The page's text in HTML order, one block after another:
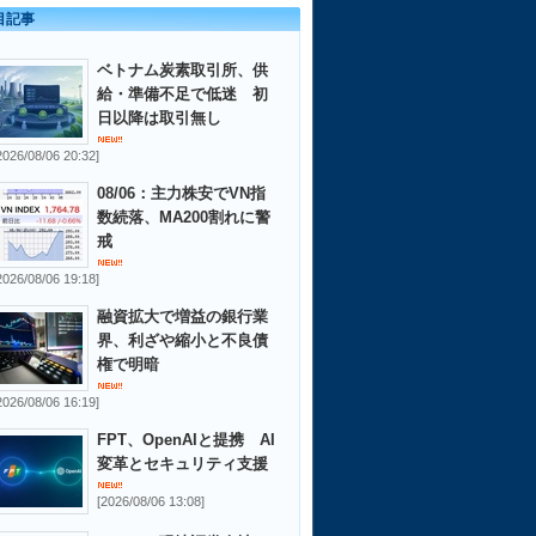
記事
ベトナム炭素取引所、供
給・準備不足で低迷 初
日以降は取引無し
08/06 20:32]
08/06：主力株安でVN指
数続落、MA200割れに警
戒
08/06 19:18]
融資拡大で増益の銀行業
界、利ざや縮小と不良債
権で明暗
08/06 16:19]
FPT、OpenAIと提携 AI
変革とセキュリティ支援
[2026/08/06 13:08]